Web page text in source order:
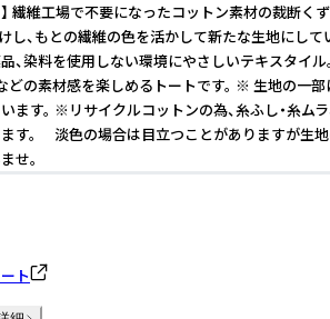
繊維工場で不要になったコットン素材の裁断く
し、もとの繊維の色を活かして新たな生地にして
、染料を使用しない環境にやさしいテキスタイル
どの素材感を楽しめるトートです。 ※ 生地の一部
ます。 ※リサイクルコットンの為、糸ふし・糸ム
す。 淡色の場合は目立つことがありますが生地
せ。
ト